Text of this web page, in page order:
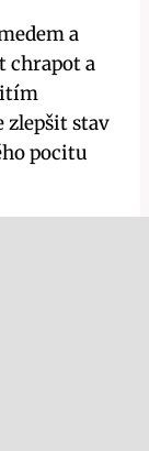
a
chrapot a
zlepšit stav
pocitu